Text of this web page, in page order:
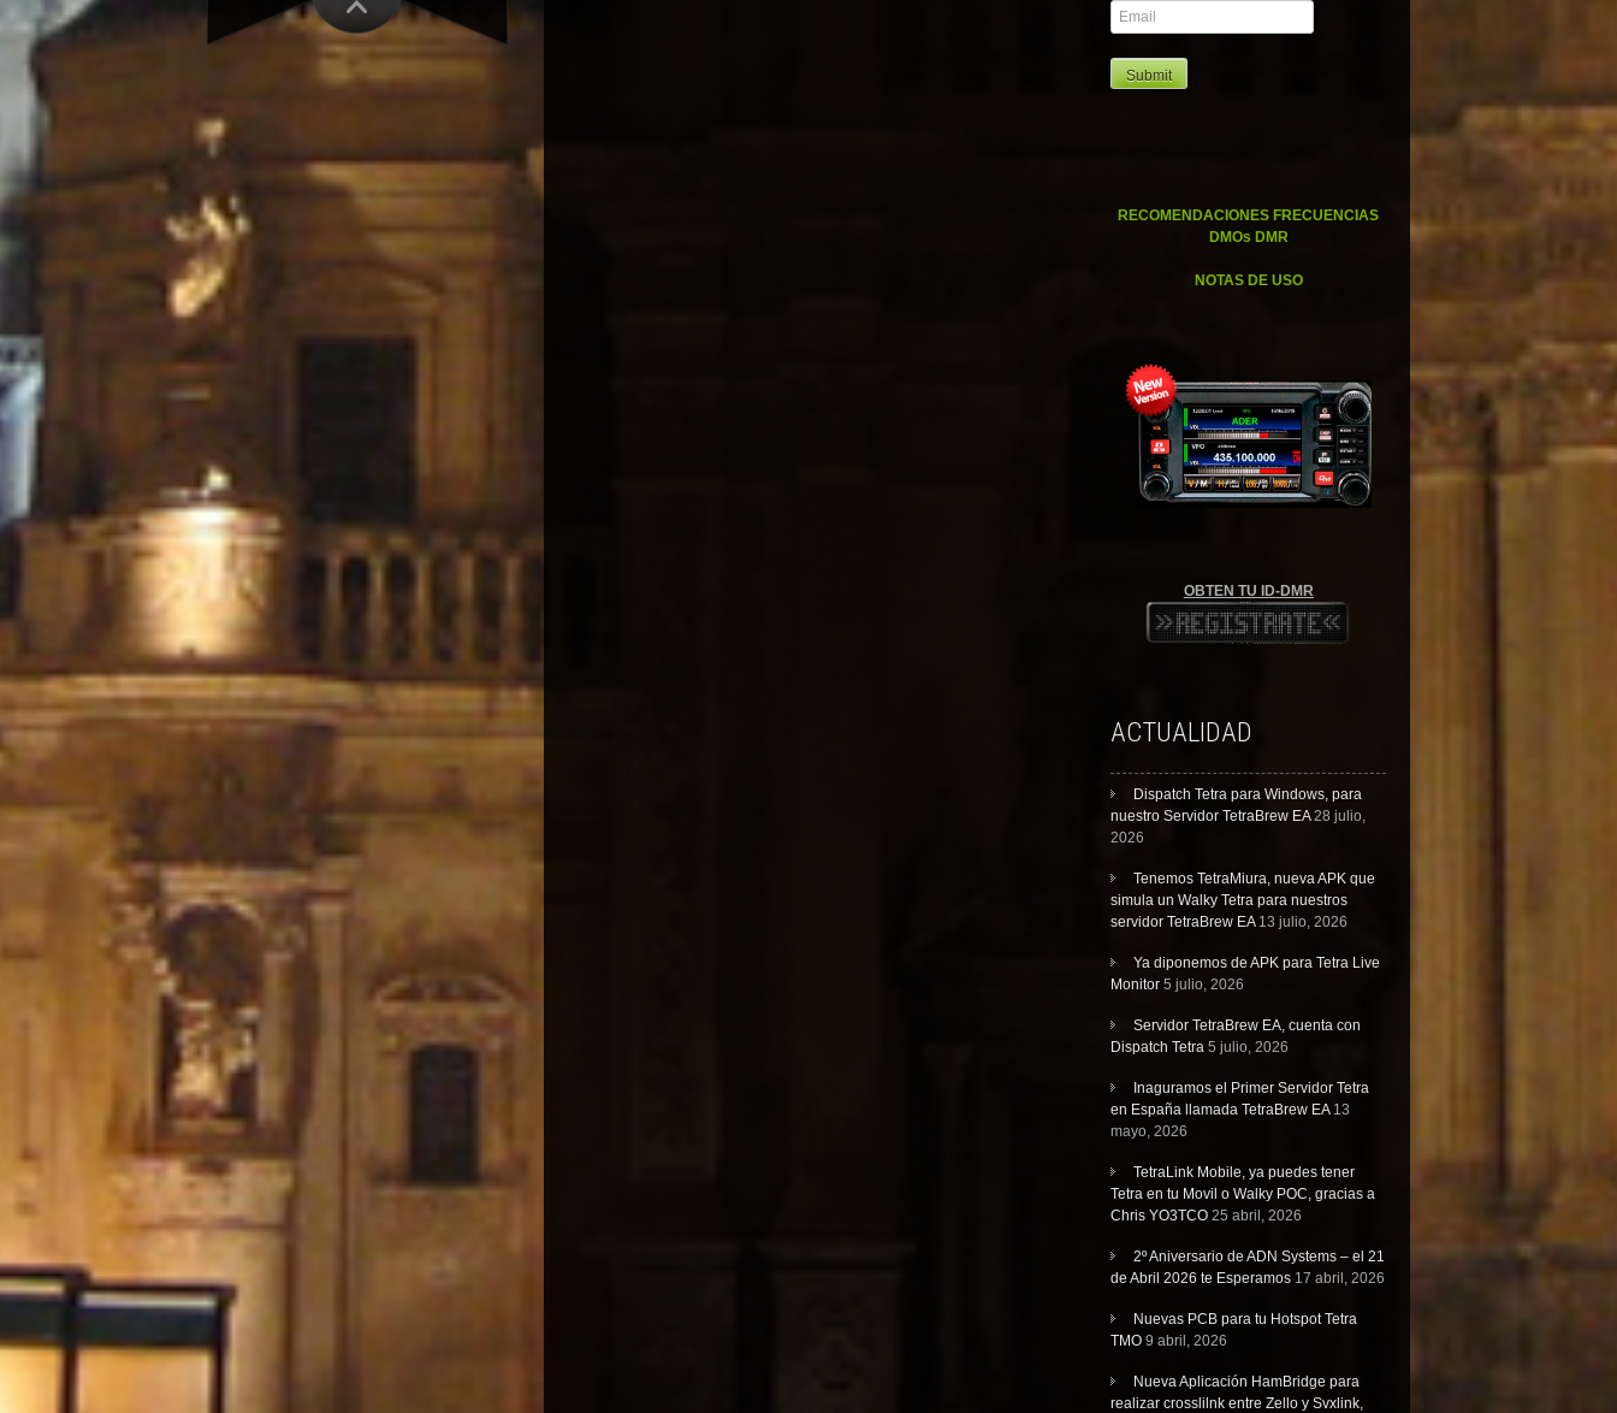
RECOMENDACIONES FRECUENCIAS
DMOs DMR
NOTAS DE USO
OBTEN TU ID-DMR
ACTUALIDAD
Dispatch Tetra para Windows, para
nuestro Servidor TetraBrew EA 28 julio,
2026
Tenemos TetraMiura, nueva APK que
simula un Walky Tetra para nuestros
servidor TetraBrew EA 13 julio, 2026
Ya diponemos de APK para Tetra Live
Monitor 5 julio, 2026
Servidor TetraBrew EA, cuenta con
Dispatch Tetra 5 julio, 2026
Inaguramos el Primer Servidor Tetra
en España llamada TetraBrew EA 13
mayo, 2026
TetraLink Mobile, ya puedes tener
Tetra en tu Movil o Walky POC, gracias a
Chris YO3TCO 25 abril, 2026
2º Aniversario de ADN Systems – el 21
de Abril 2026 te Esperamos 17 abril, 2026
Nuevas PCB para tu Hotspot Tetra
TMO 9 abril, 2026
Nueva Aplicación HamBridge para
realizar crosslilnk entre Zello y Svxlink,